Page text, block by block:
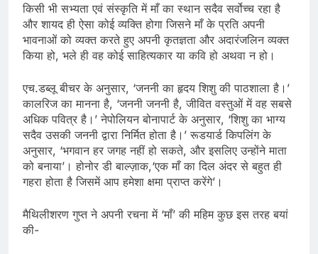
किसी भी सभ्यता एवं संस्कृति में माँ का स्थान सदैव सर्वोच्च रहा है
और शायद ही ऐसा कोई व्यक्ति होगा जिसने माँ के प्रति अपनी
भावनाओं को व्यक्त करते हुए अपनी कृतज्ञता और अदारंजलिन व्यक्त
किया हो, भले ही वह कोई साहित्यकार या कवि हो अथवा न हो।
एच.डब्लू बीचर के अनुसार, ‘जननी का हृदय शिशु की पाठशाला है।’
कालरिज का मानना है, ‘जननी जननी है, जीवित वस्तुओं में वह सबसे
अधिक पवित्र है।’ नेपोलियन बोनापार्ट के अनुसार, ‘शिशु का भाग्य
सदैव उसकी जननी द्वारा निर्मित होता है।’ रूडयार्ड किपलिंग के
अनुसार, ‘भगवान हर जगह नहीं हो सकते, और इसलिए उन्होंने माता
को बनाया’। होनोर डी बाल्ज़ाक,‘एक माँ का दिल अंदर से बहुत ही
गहरा होता है जिसमें आप हमेशा क्षमा प्राप्त करेंगे’।
मैथिलीशरण गुप्त ने अपनी रचना में ‘माँ’ की महिम कुछ इस तरह बयां
की-